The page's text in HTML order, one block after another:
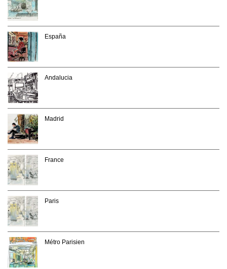
España
Andalucia
Madrid
France
Paris
Métro Parisien